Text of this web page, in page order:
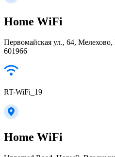
Home WiFi
Первомайская ул., 64,
601966
RT-WiFi_19
Home WiFi